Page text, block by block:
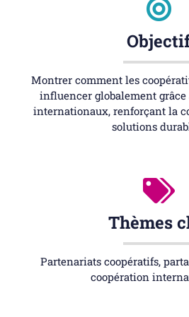
Montrer comment les
influencer globalement grâce
internationaux, renforçant la
solutions
Thèmes
Partenariats coopératifs,
coopération